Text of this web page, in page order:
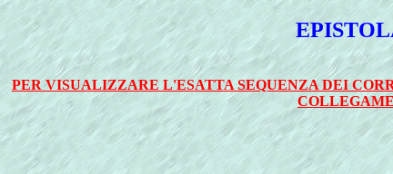
PER VISUALIZZARE L'ESATTA SEQUENZA DEI